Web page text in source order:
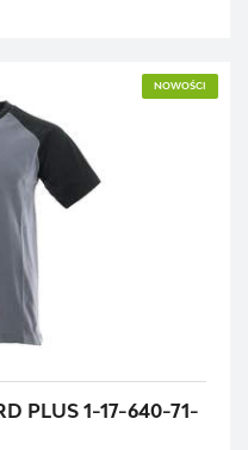
NOWOŚCI
PLUS 1-17-640-71-